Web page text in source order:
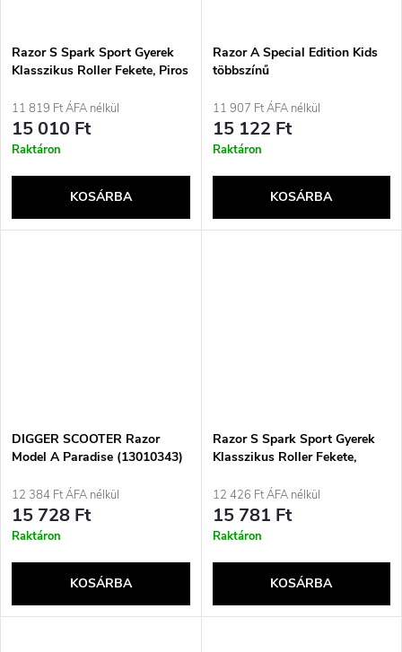
Razor S Spark Sport Gyerek
Klasszikus Roller Fekete, Piros
11 819 Ft ÁFA nélkül
15 010 Ft
Raktáron
KOSÁRBA
Razor A Special Edition Kids
többszínű
11 907 Ft ÁFA nélkül
15 122 Ft
Raktáron
KOSÁRBA
DIGGER SCOOTER Razor
Model A Paradise (13010343)
12 384 Ft ÁFA nélkül
15 728 Ft
Raktáron
KOSÁRBA
Razor S Spark Sport Gyerek
Klasszikus Roller Fekete,
12 426 Ft ÁFA nélkül
15 781 Ft
Raktáron
KOSÁRBA